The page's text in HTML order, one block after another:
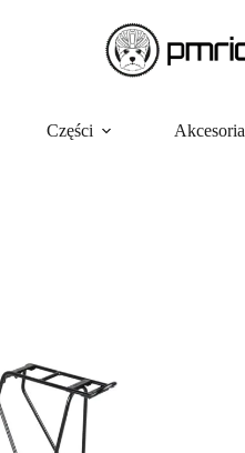
Części Akcesoria